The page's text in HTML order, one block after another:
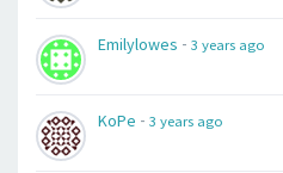
Emilylowes - 3 years ago
KoPe - 3 years ago